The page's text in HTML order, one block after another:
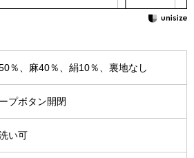
ポーチ
％、麻40％、絹10％、裏地なし
プボタン開閉
い可